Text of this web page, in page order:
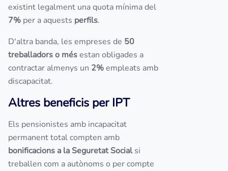
existint legalment una quota mínima del
7% per a aquests perfils.
D'altra banda, les empreses de 50
treballadors o mésestan obligades a
contractar almenys un 2%empleats amb
discapacitat.
Altres beneficis per IPT
Els pensionistes amb incapacitat
permanent total compten amb
bonificacions a la Seguretat Socialsi
treballen com a autònoms o per compte